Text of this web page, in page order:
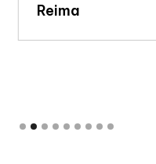
Reima
Slide 2 of 9.